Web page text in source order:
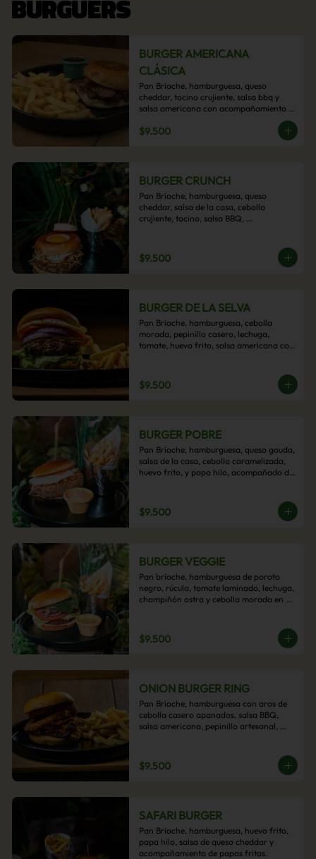
BURGUERS
BURGER AMERICANA
CLÁSICA
Pan Brioche, hamburguesa, queso
cheddar, tocino crujiente, salsa bbq y
salsa americana con acompañamiento
$9.500
BURGER CRUNCH
Pan Brioche, hamburguesa, queso
cheddar, salsa de la casa, cebolla
crujiente, tocino, salsa BBQ,
$9.500
BURGER DE LA SELVA
Pan Brioche, hamburguesa, cebolla
morada, pepinillo casero, lechuga,
tomate, huevo frito, salsa americana con
$9.500
BURGER POBRE
Pan Brioche, hamburguesa, queso gouda,
salsa de la casa, cebolla caramelizada,
huevo frito, y papa hilo, acompañado de
$9.500
BURGER VEGGIE
Pan brioche, hamburguesa de poroto
negro, rúcula, tomate laminado, lechuga,
champiñón ostra y cebolla morada en
$9.500
ONION BURGER RING
Pan Brioche, hamburguesa con aros de
cebolla casero apanados, salsa BBQ,
salsa americana, pepinillo artesanal,
papas fritas.
$9.500
SAFARI BURGER
Pan Brioche, hamburguesa, huevo frito,
papa hilo, salsa de queso cheddar y
acompañamiento de papas fritas.